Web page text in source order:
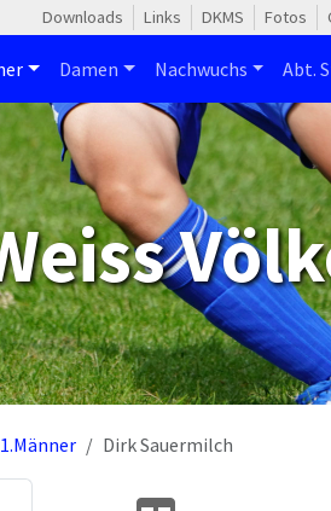
Downloads Links DKMS Fotos
Damen Nachwuchs Abt.
1.Männer Dirk Sauermilch